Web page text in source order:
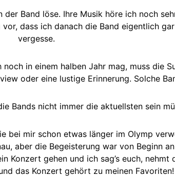
Band löse. Ihre Musik höre ich noch
dass ich danach die Band eigentlich
vergesse.
in einem halben Jahr mag, muss die
oder eine lustige Erinnerung. Solche
Bands nicht immer die aktuellsten sein
bei mir schon etwas länger im Olymp
aber die Begeisterung war von Beginn
Konzert gehen und ich sag’s euch,
das Konzert gehört zu meinen